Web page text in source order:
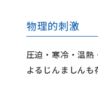
物理的刺激
圧迫・寒冷・温
よるじんましんも